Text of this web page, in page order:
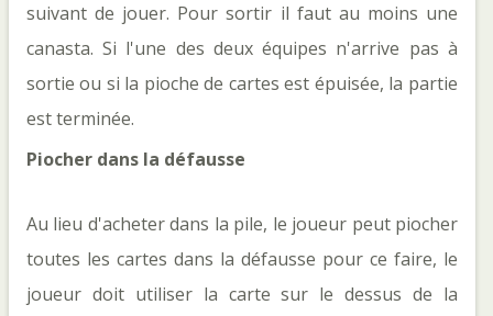
suivant de jouer. Pour sortir il faut au moins une
canasta. Si l'une des deux équipes n'arrive pas à
sortie ou si la pioche de cartes est épuisée, la partie
est terminée.
Piocher dans la défausse
Au lieu d'acheter dans la pile, le joueur peut piocher
toutes les cartes dans la défausse pour ce faire, le
joueur doit utiliser la carte sur le dessus de la